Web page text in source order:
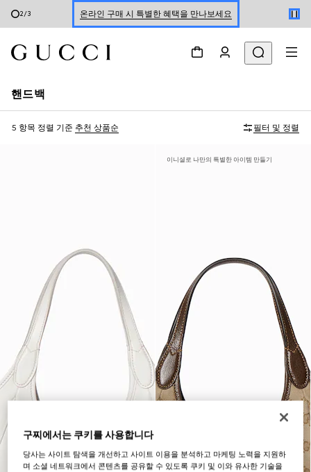
2/3 온라인 구매 시 특별한 혜택을 만나보세요
핸드백
5 항목 정렬 기준 추천 상품순 필터 및 정렬
이니셜로 나만의 특별한 아이템 만들기
구찌에서는 쿠키를 사용합니다
당사는 사이트 탐색을 개선하고 사이트 이용을 분석하고 마케팅 노력을 지원하
며 소셜 네트워크에서 콘텐츠를 공유할 수 있도록 쿠키 및 이와 유사한 기술을